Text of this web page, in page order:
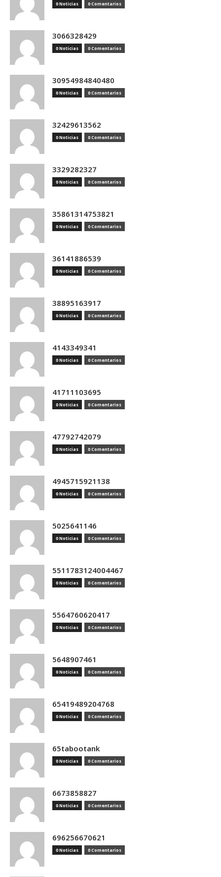
0 Noticias 0 Comentarios
3066328429
0 Noticias 0 Comentarios
30954984840480
0 Noticias 0 Comentarios
32429613562
0 Noticias 0 Comentarios
3329282327
0 Noticias 0 Comentarios
35861314753821
0 Noticias 0 Comentarios
36141886539
0 Noticias 0 Comentarios
38895163917
0 Noticias 0 Comentarios
4143349341
0 Noticias 0 Comentarios
41711103695
0 Noticias 0 Comentarios
47792742079
0 Noticias 0 Comentarios
4945715921138
0 Noticias 0 Comentarios
5025641146
0 Noticias 0 Comentarios
5511783124004467
0 Noticias 0 Comentarios
5564760620417
0 Noticias 0 Comentarios
5648907461
0 Noticias 0 Comentarios
65419489204768
0 Noticias 0 Comentarios
65tabootank
0 Noticias 0 Comentarios
6673858827
0 Noticias 0 Comentarios
696256670621
0 Noticias 0 Comentarios